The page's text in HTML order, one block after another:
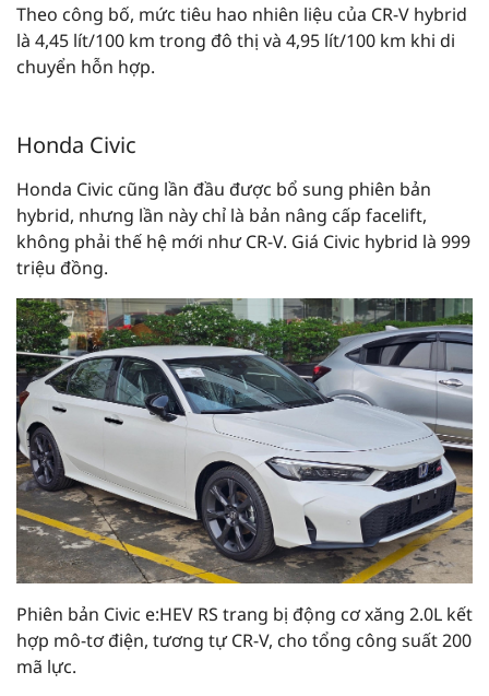
Theo công bố, mức tiêu hao nhiên liệu của CR-V hybrid
là 4,45 lít/100 km trong đô thị và 4,95 lít/100 km khi di
chuyển hỗn hợp.
Honda Civic
Honda Civic cũng lần đầu được bổ sung phiên bản
hybrid, nhưng lần này chỉ là bản nâng cấp facelift,
không phải thế hệ mới như CR-V. Giá Civic hybrid là 999
triệu đồng.
Phiên bản Civic e:HEV RS trang bị động cơ xăng 2.0L kết
hợp mô-tơ điện, tương tự CR-V, cho tổng công suất 200
mã lực.